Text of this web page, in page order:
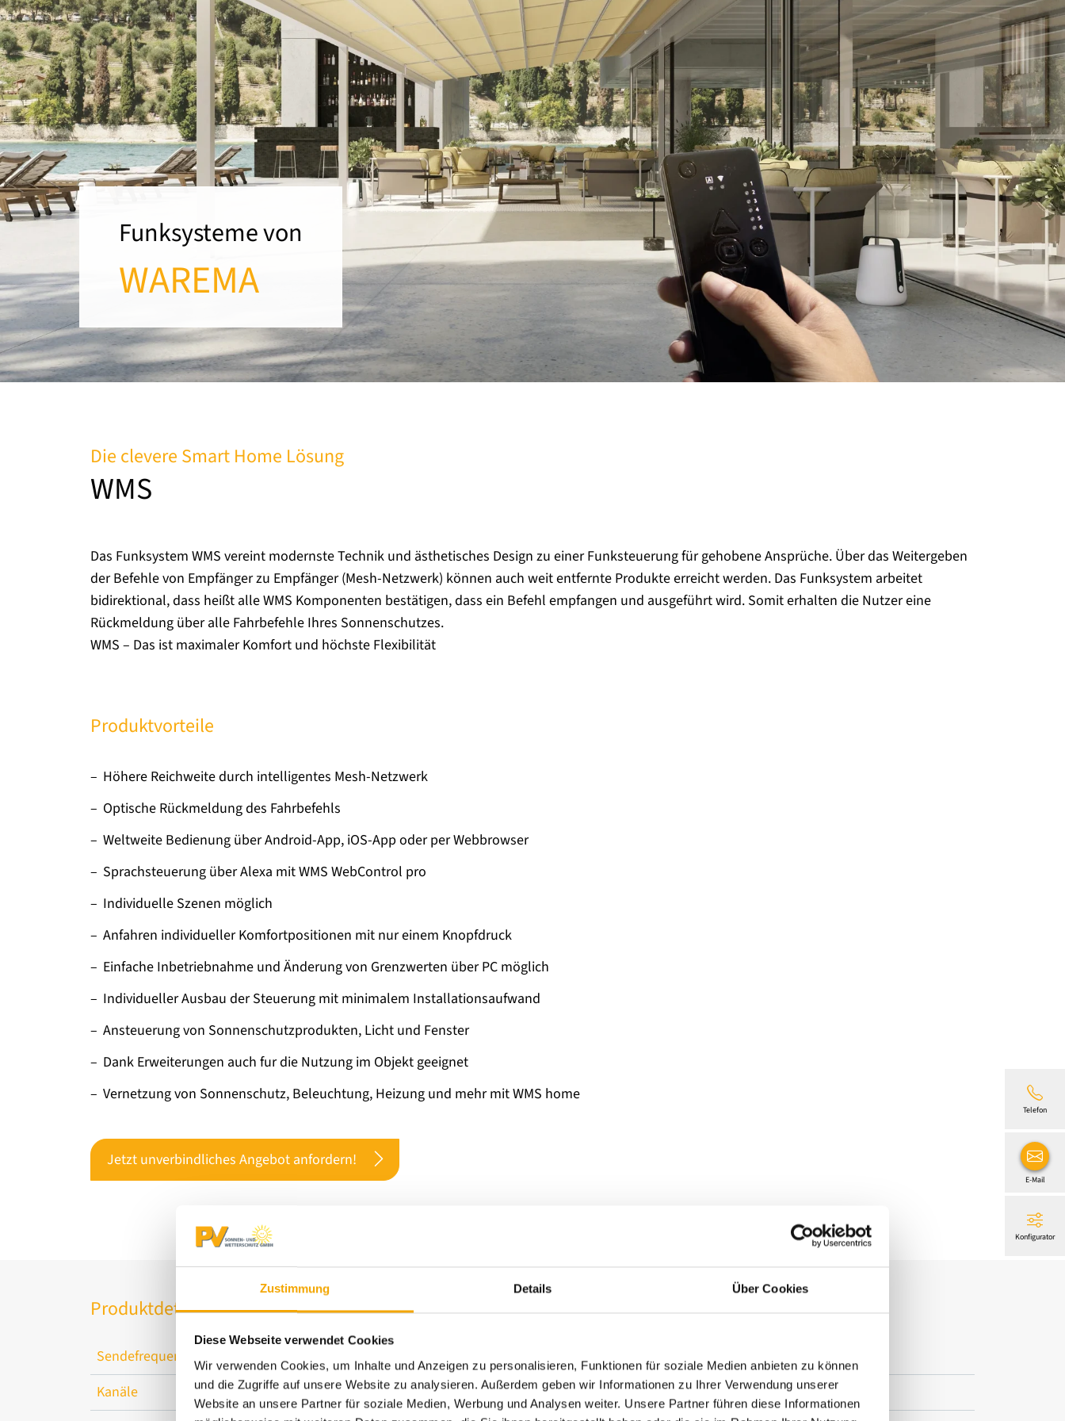
Zustimmung Details Über Cookies
Diese Webseite verwendet Cookies
Wir verwenden Cookies, um Inhalte und Anzeigen zu personalisieren, Funktionen für soziale Medien anbieten zu können
und die Zugriffe auf unsere Website zu analysieren. Außerdem geben wir Informationen zu Ihrer Verwendung unserer
Website an unsere Partner für soziale Medien, Werbung und Analysen weiter. Unsere Partner führen diese Informationen
Funksysteme von
WAREMA
Die clevere Smart Home Lösung
WMS
Das Funksystem WMS vereint modernste Technik und ästhetisches Design zu einer Funksteuerung für gehobene Ansprüche. Über das Weitergeben
der Befehle von Empfänger zu Empfänger (Mesh-Netzwerk) können auch weit entfernte Produkte erreicht werden. Das Funksystem arbeitet
bidirektional, dass heißt alle WMS Komponenten bestätigen, dass ein Befehl empfangen und ausgeführt wird. Somit erhalten die Nutzer eine
Rückmeldung über alle Fahrbefehle Ihres Sonnenschutzes.
WMS – Das ist maximaler Komfort und höchste Flexibilität
Produktvorteile
Höhere Reichweite durch intelligentes Mesh-Netzwerk
Optische Rückmeldung des Fahrbefehls
Weltweite Bedienung über Android-App, iOS-App oder per Webbrowser
Sprachsteuerung über Alexa mit WMS WebControl pro
Individuelle Szenen möglich
Anfahren individueller Komfortpositionen mit nur einem Knopfdruck
Einfache Inbetriebnahme und Änderung von Grenzwerten über PC möglich
Individueller Ausbau der Steuerung mit minimalem Installationsaufwand
Ansteuerung von Sonnenschutzprodukten, Licht und Fenster
Dank Erweiterungen auch fur die Nutzung im Objekt geeignet
Vernetzung von Sonnenschutz, Beleuchtung, Heizung und mehr mit WMS home
Jetzt unverbindliches Angebot anfordern!
Produktdetails
Sendefrequenz
2,4 GHz
Kanäle
bis zu 200 Kanäle zur Ansteuerung unterschiedlicher Sonnenschutzprodukte, Licht und mehr
Telefon
E-Mail
Konfigurator